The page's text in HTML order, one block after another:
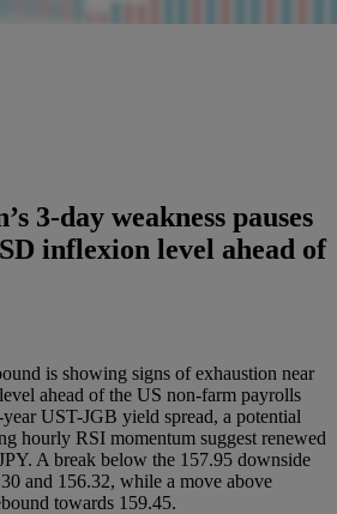
3-day weakness pauses
inflexion level ahead of
is showing signs of exhaustion near
ahead of the US non-farm payrolls
UST-JGB yield spread, a potential
hourly RSI momentum suggest renewed
A break below the 157.95 downside
and 156.32, while a move above
towards 159.45.